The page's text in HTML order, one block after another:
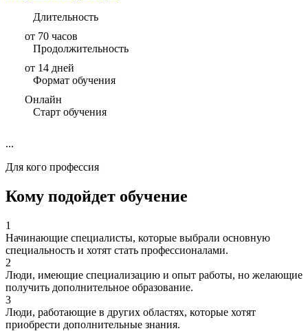
Длительность
от 70 часов
Продолжительность
от 14 дней
Формат обучения
Онлайн
Старт обучения
...
Для кого профессия
Кому подойдет обучение
1
Начинающие специалисты, которые выбрали основную
специальность и хотят стать профессионалами.
2
Люди, имеющие специализацию и опыт работы, но желающие
получить дополнительное образование.
3
Люди, работающие в других областях, которые хотят
приобрести дополнительные знания.